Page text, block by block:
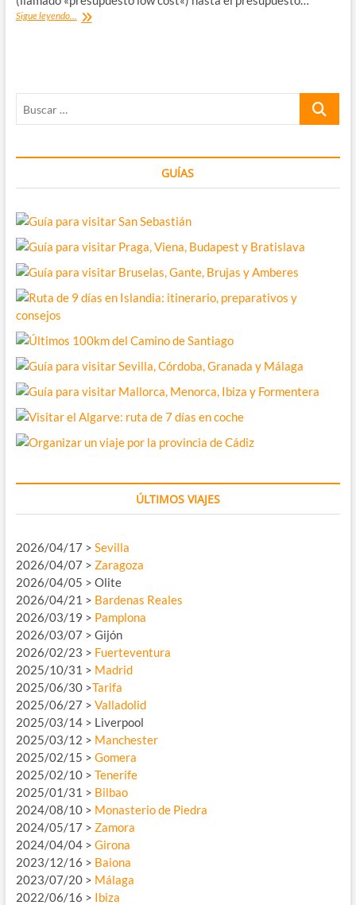
Sigue leyendo... Organizar
Buscar
GUÍAS
ÚLTIMOS VIAJES
2026/04/17 > Sevilla
2026/04/07 > Zaragoza
2026/04/05 > Olite
2026/04/21 > Bardenas Reales
2026/03/19 > Pamplona
2026/03/07 > Gijón
2026/02/23 > Fuerteventura
2025/10/31 > Madrid
2025/06/30 >Tarifa
2025/06/27 > Valladolid
2025/03/14 > Liverpool
2025/03/12 > Manchester
2025/02/15 > Gomera
2025/02/10 > Tenerife
2025/01/31 > Bilbao
2024/08/10 > Monasterio de Piedra
2024/05/17 > Zamora
2024/04/04 > Girona
2023/12/16 > Baiona
2023/07/20 > Málaga
2022/06/16 > Ibiza